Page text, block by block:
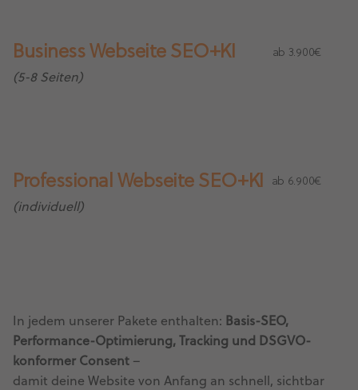
Business Webseite SEO+KI ab 3.900€
(5-8 Seiten)
Professional Webseite SEO+KI ab 6.900€
(individuell)
In jedem unserer Pakete enthalten: Basis-SEO,
Performance-Optimierung, Tracking und DSGVO-
konformer Consent –
damit deine Website von Anfang an schnell, sichtbar